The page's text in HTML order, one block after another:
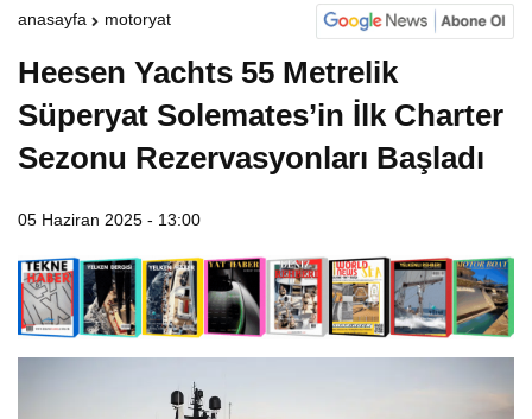
anasayfa motoryat
Heesen Yachts 55 Metrelik
Süperyat Solemates’in İlk Charter
Sezonu Rezervasyonları Başladı
05 Haziran 2025 - 13:00